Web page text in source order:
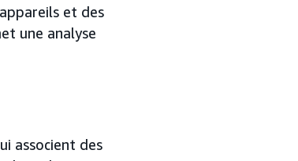
et des
une analyse
associent des